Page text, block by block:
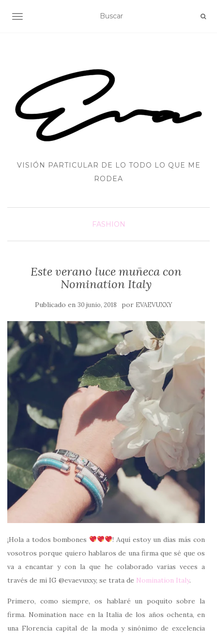
ALTERNAR NAVEGACIÓN
VISIÓN PARTICULAR DE LO TODO LO QUE ME
RODEA
FASHION
Este verano luce muñeca con
Nomination Italy
Publicado en 30 junio, 2018 por EVAEVUXXY
¡Hola a todos bombones
! Aquí estoy un días más con
vosotros porque quiero hablaros de una firma que sé que os
va a encantar y con la que he colaborado varias veces a
través de mi IG @evaevuxxy, se trata de Nomination Italy.
Primero, como siempre, os hablaré un poquito sobre la
firma. Nomination nace en la Italia de los años ochenta, en
una Florencia capital de la moda y sinónimo de excelencia